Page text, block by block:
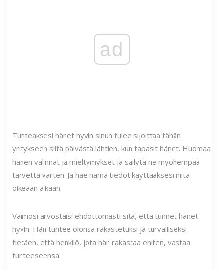
ad
Tunteaksesi hänet hyvin sinun tulee sijoittaa tähän
yritykseen siitä päivästä lähtien, kun tapasit hänet. Huomaa
hänen valinnat ja mieltymykset ja säilytä ne myöhempää
tarvetta varten. Ja hae nämä tiedot käyttääksesi niitä
oikeaan aikaan.
Vaimosi arvostaisi ehdottomasti sitä, että tunnet hänet
hyvin. Hän tuntee olonsa rakastetuksi ja turvalliseksi
tietäen, että henkilö, jota hän rakastaa eniten, vastaa
tunteeseensa.